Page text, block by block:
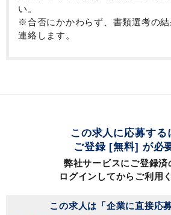
い。
※合否にかかわらず、書類選考の
連絡します。
この求人に応募する
ご登録 [無料] が必
弊社サービスにご登録済
ログインしてからご利用
この求人は「企業に直接応